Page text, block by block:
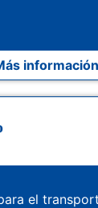
información
el